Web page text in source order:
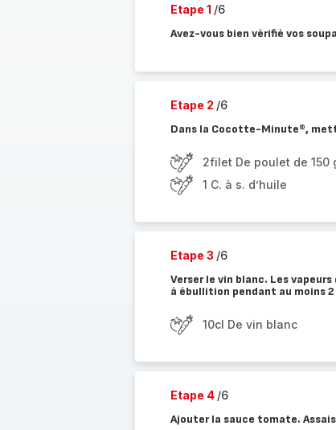
Etape 1 /6
Avez-vous bien vérifié vos
Etape 2 /6
Dans la Cocotte-Minute®,
2filet De poulet de 150
1 C. à s. d’huile
Etape 3 /6
Verser le vin blanc. Les
à ébullition pendant au moins
10cl De vin blanc
Etape 4 /6
Ajouter la sauce tomate.